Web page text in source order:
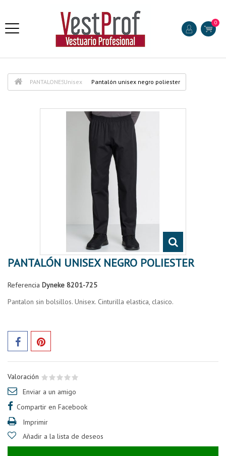
0
PANTALONESUnisex Pantalón unisex negro poliester
PANTALÓN UNISEX NEGRO POLIESTER
Referencia Dyneke 8201-725
Pantalon sin bolsillos. Unisex. Cinturilla elastica, clasico.
Valoración
Enviar a un amigo
Compartir en Facebook
Imprimir
Añadir a la lista de deseos